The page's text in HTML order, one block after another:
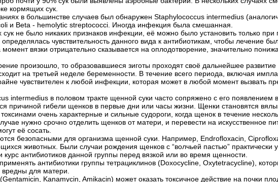
кормящих сук.
в большинстве случаев был обнаружен Staphylococcus intermedius
и Beta - hemolytic streptococci. Иногда инфекция была смешанная.
не было никаких признаков инфекции, её можно было установить только
чувствительность данного вида к антибиотикам, чтобы лечение
вязки отрицательно сказывается на оплодотворение, значительно
произошло, то образовавшиеся зиготы проходят своё дальнейшее
на третьей неделе беременности. В течение всего периода, включая
чувствителен к любой инфекции, которая может в любой момент вызвать
intermedius в половом тракте щенной суки часто сопряжено с его
причиной гибели щенков в первые дни или часы жизни. Щенки становятся
очень характерные и сильные судороги, когда щенок в течение
нужно срочно отделить щенков от матери, и перевести на искусственное
её сосать.
безопасными для организма щенной суки. Например, Endrofloxacin,
животных. Были случаи рождения щенков с “волчьей пастью” практически
курс антибиотиков данной группы перед вязкой или во время щенности.
антибиотики группы тетрациклинов (Doxocycline, Oxytetracycline),
для матери.
Kanamycin, Amikacin) может оказать токсичное действие на почки